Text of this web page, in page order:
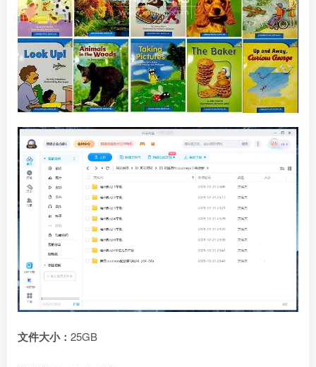
文件大小： 25GB